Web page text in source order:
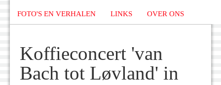
FOTO'S EN VERHALEN LINKS OVER ONS
Koffieconcert 'van
Bach tot Løvland' in